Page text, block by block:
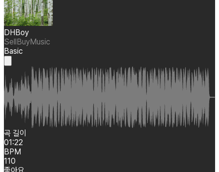
DHBoy
SellBuyMusic
Basic
곡 길이
01:22
BPM
110